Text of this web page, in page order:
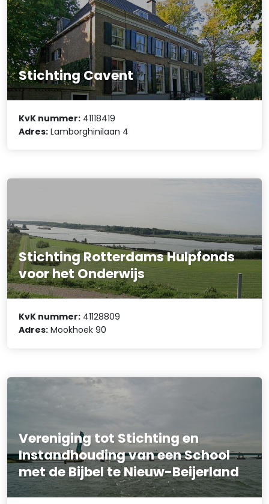
Stichting Cavent
KvK nummer: 41118419
Adres: Lamborghinilaan 4
Stichting Rotterdams Hulpfonds
voor het Onderwijs
KvK nummer: 41128809
Adres: Mookhoek 90
Vereniging tot Stichting en
Instandhouding van een School
met de Bijbel te Nieuw-Beijerland